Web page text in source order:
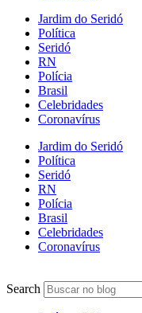
Jardim do Seridó
Política
Seridó
RN
Polícia
Brasil
Celebridades
Coronavírus
Jardim do Seridó
Política
Seridó
RN
Polícia
Brasil
Celebridades
Coronavírus
Search